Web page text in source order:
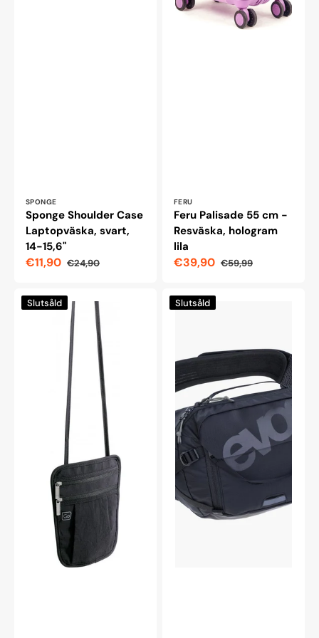
Leverantör:
SPONGE
Sponge Shoulder Case
Laptopväska, svart,
14-15,6"
Reapris
€11,90
Ordinarie
€24,90
Leverantör:
FERU
Feru Palisade 55 cm -
Resväska, hologram
lila
Reapris
€39,90
Ordinarie
€59,99
GoTravel
Passport-
Slutsåld
Evoc
Hip
Blåsa,
Svart
Slutsåld